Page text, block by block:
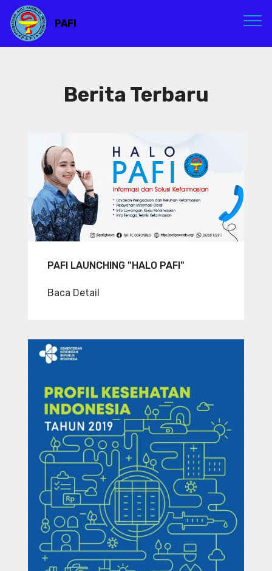
PAFI
Berita Terbaru
PAFI LAUNCHING "HALO PAFI"
Baca Detail